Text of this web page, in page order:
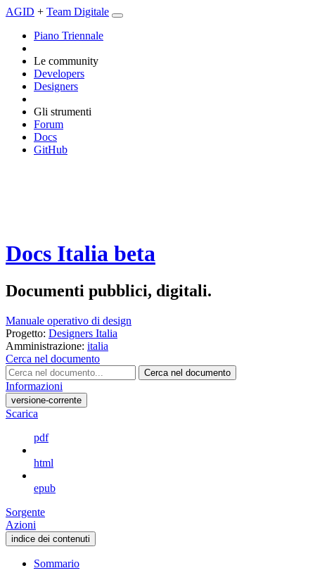
AGID + Team Digitale
Piano Triennale
Le community
Developers
Designers
Gli strumenti
Forum
Docs
GitHub
Docs Italia beta
Documenti pubblici, digitali.
Manuale operativo di design
Progetto: Designers Italia
Amministrazione: italia
Cerca nel documento
Cerca nel documento
Informazioni
versione-corrente
Scarica
pdf
html
epub
Sorgente
Azioni
indice dei contenuti
Sommario